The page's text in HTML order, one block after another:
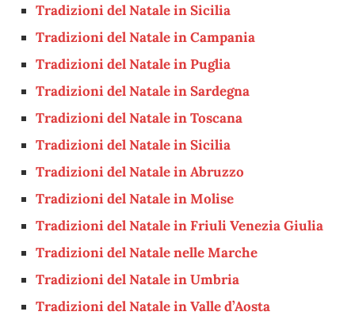
Tradizioni del Natale in Sicilia
Tradizioni del Natale in Campania
Tradizioni del Natale in Puglia
Tradizioni del Natale in Sardegna
Tradizioni del Natale in Toscana
Tradizioni del Natale in Sicilia
Tradizioni del Natale in Abruzzo
Tradizioni del Natale in Molise
Tradizioni del Natale in Friuli Venezia Giulia
Tradizioni del Natale nelle Marche
Tradizioni del Natale in Umbria
Tradizioni del Natale in Valle d’Aosta